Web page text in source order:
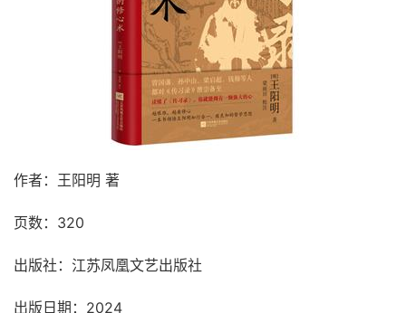
作者：王阳明 著
页数：320
出版社：江苏凤凰文艺出版社
出版日期：2024